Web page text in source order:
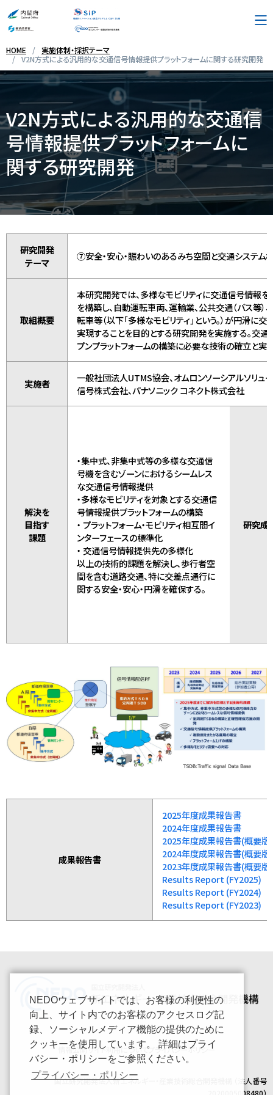
プログラム概要
採択テーマ・実施体制
お問い合わせ先
リンク集
HOME
実施体制・採択テーマ
V2N方式による汎用的な交通信号情報提供プラットフォームに関する研究開発
V2N方式による汎用的な交通信
号情報提供プラットフォームに
関する研究開発
研究開発
テーマ
⑦安全・安心・賑わいのあるみち空間と交通システム
取組概要
本研究開発では、多様なモビリティに交通信号情報を
を構築し、自動運転車両、運輸業、公共交通（バス等）
転車等（以下「多様なモビリティ」という。）が円滑に
実現することを目的とする研究開発を実施する。交
プンプラットフォームの構築に必要な技術の確立と実
実施者
一般社団法人UTMS協会、オムロンソーシアルソリュ
信号株式会社、パナソニック コネクト株式会社
解決を
目指す
課題
・集中式、非集中式等の多様な交通信
号機を含むゾーンにおけるシームレス
な交通信号情報提供
・多様なモビリティを対象とする交通信
号情報提供プラットフォームの構築
・ プラットフォーム・モビリティ相互間イ
ンターフェースの標準化
・ 交通信号情報提供先の多様化
以上の技術的課題を解決し、歩行者空
間を含む道路交通、特に交差点通行に
関する安全・安心・円滑を確保する。
研究成
成果報告書
2025年度成果報告書
2024年度成果報告書
2025年度成果報告書(概要版)
2024年度成果報告書(概要版)
2023年度成果報告書(概要版)
Results Report (FY2025)
Results Report (FY2024)
Results Report (FY2023)
情報公開サイト利用についてプライバシーポリシー
国立研究開発法人新エネルギー・産業技術総合開発機構 （法人番号
NEDOウェブサイトでは、お客様の利便性の
向上、サイト内でのお客様のアクセスログ記
録、ソーシャルメディア機能の提供のために
クッキーを使用しています。 詳細はプライ
バシー・ポリシーをご参照ください。
プライバシー・ポリシー